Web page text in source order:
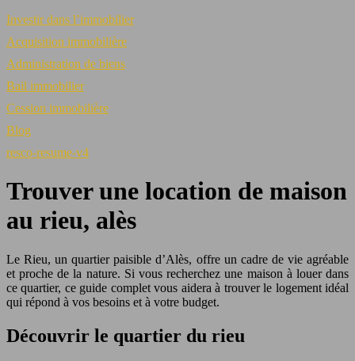
Investir dans l’immobilier
Acquisition immobilière
Administration de biens
Bail immobilier
Cession immobilière
Blog
resco-resume-v4
Trouver une location de maison
au rieu, alès
Le Rieu, un quartier paisible d’Alès, offre un cadre de vie agréable
et proche de la nature. Si vous recherchez une maison à louer dans
ce quartier, ce guide complet vous aidera à trouver le logement idéal
qui répond à vos besoins et à votre budget.
Découvrir le quartier du rieu